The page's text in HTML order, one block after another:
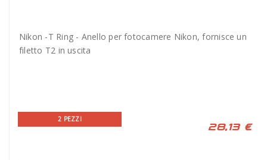
Nikon -T Ring - Anello per fotocamere Nikon, fornisce un
filetto T2 in uscita
2 PEZZI
28,13 €